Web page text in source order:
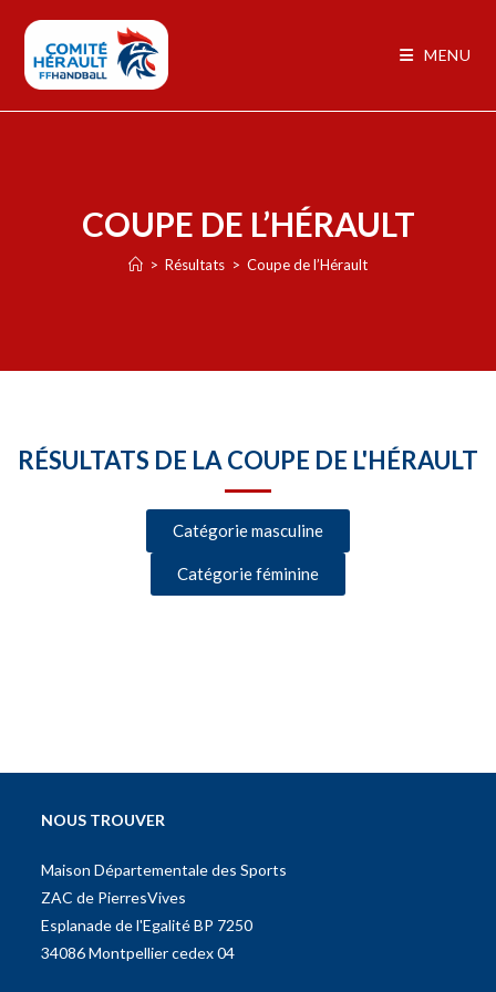
MENU
COUPE DE L’HÉRAULT
> Résultats > Coupe de l’Hérault
RÉSULTATS DE LA COUPE DE L'HÉRAULT
Catégorie masculine
Catégorie féminine
NOUS TROUVER
Maison Départementale des Sports
ZAC de PierresVives
Esplanade de l'Egalité BP 7250
34086 Montpellier cedex 04